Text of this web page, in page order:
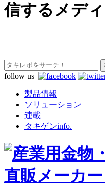
信するメデ
follow us
製品情報
ソリューション
連載
タキゲンinfo.